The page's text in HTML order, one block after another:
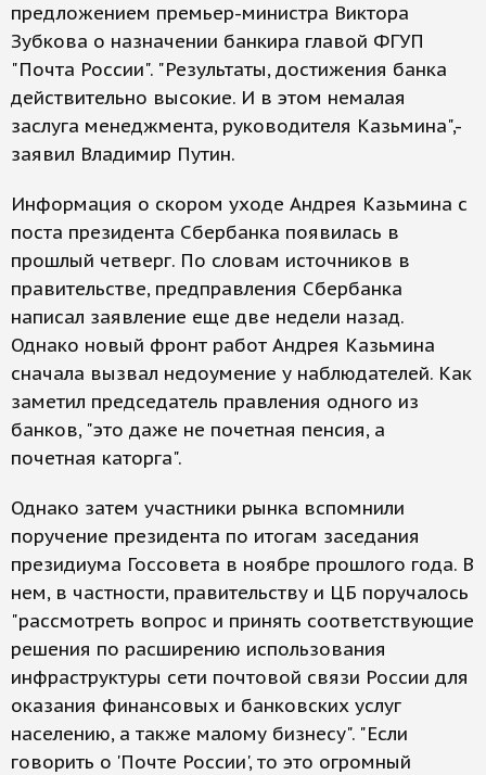
предложением премьер-министра Виктора
Зубкова о назначении банкира главой ФГУП
"Почта России". "Результаты, достижения банка
действительно высокие. И в этом немалая
заслуга менеджмента, руководителя Казьмина",-
заявил Владимир Путин.
Информация о скором уходе Андрея Казьмина с
поста президента Сбербанка появилась в
прошлый четверг. По словам источников в
правительстве, предправления Сбербанка
написал заявление еще две недели назад.
Однако новый фронт работ Андрея Казьмина
сначала вызвал недоумение у наблюдателей. Как
заметил председатель правления одного из
банков, "это даже не почетная пенсия, а
почетная каторга".
Однако затем участники рынка вспомнили
поручение президента по итогам заседания
президиума Госсовета в ноябре прошлого года. В
нем, в частности, правительству и ЦБ поручалось
"рассмотреть вопрос и принять соответствующие
решения по расширению использования
инфраструктуры сети почтовой связи России для
оказания финансовых и банковских услуг
населению, а также малому бизнесу". "Если
говорить о 'Почте России', то это огромный